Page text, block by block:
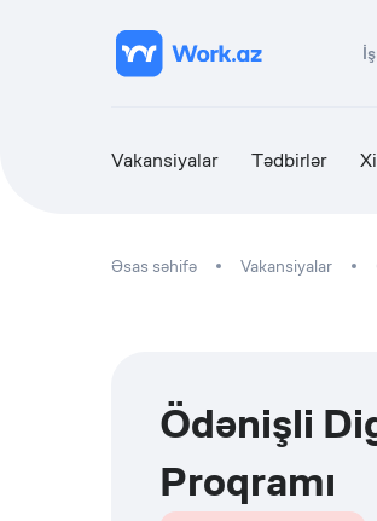
Vakansiyalar Tədbirlər
Əsas səhifə Vakansiyalar
Ödənişli
Proqramı